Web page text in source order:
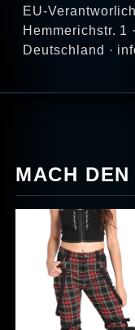
EU-
Hemmerichstr. 1
Deutschland ·
MACH